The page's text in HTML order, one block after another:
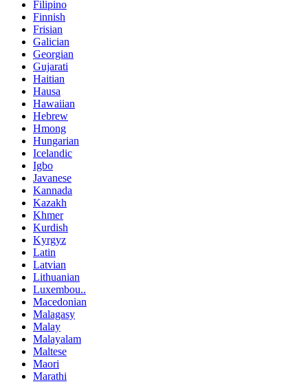
Filipino
Finnish
Frisian
Galician
Georgian
Gujarati
Haitian
Hausa
Hawaiian
Hebrew
Hmong
Hungarian
Icelandic
Igbo
Javanese
Kannada
Kazakh
Khmer
Kurdish
Kyrgyz
Latin
Latvian
Lithuanian
Luxembou..
Macedonian
Malagasy
Malay
Malayalam
Maltese
Maori
Marathi